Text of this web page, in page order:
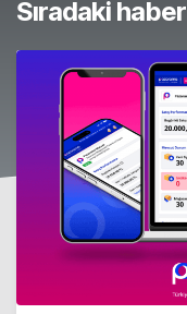
Sıradaki haber